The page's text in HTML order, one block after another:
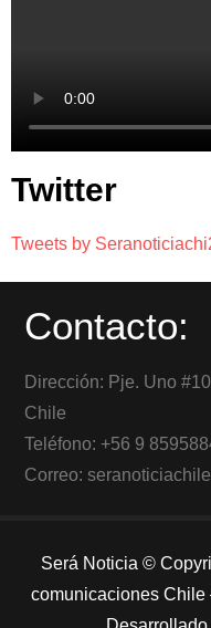
Twitter
Tweets by
Contacto:
Dirección: Pje. Uno
Chile
Teléfono: +56 9
Correo:
Será Noticia ©
comunicaciones Chile